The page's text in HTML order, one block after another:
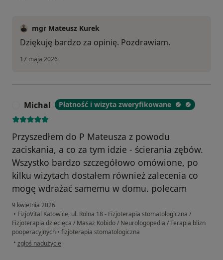
mgr Mateusz Kurek
Dziękuję bardzo za opinię. Pozdrawiam.
17 maja 2026
Michal Płatność i wizyta zweryfikowane
Przyszedłem do P Mateusza z powodu
zaciskania, a co za tym idzie - ścierania zębów.
Wszystko bardzo szczegółowo omówione, po
kilku wizytach dostałem również zalecenia co
mogę wdrażać samemu w domu. polecam
9 kwietnia 2026
• FizjoVital Katowice, ul. Rolna 18 - Fizjoterapia stomatologiczna /
Fizjoterapia dziecięca / Masaż Kobido / Neurologopedia / Terapia blizn
pooperacyjnych • fizjoterapia stomatologiczna
• w opinii użytkownika Michal
zgłoś nadużycie